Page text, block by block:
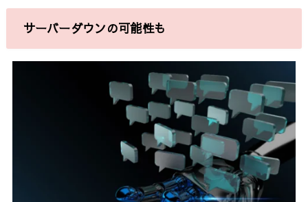
サーバーダウンの可能性も